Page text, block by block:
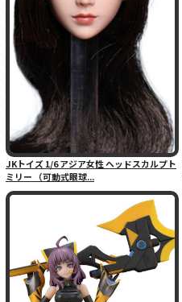
JKトイズ 1/6 アジア女性 ヘッドスカルプト
ミリー （可動式眼球...